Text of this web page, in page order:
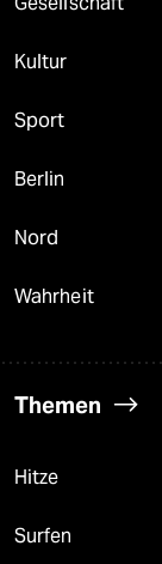
Kultur
Sport
Berlin
Nord
Wahrheit
Themen
Hitze
Surfen